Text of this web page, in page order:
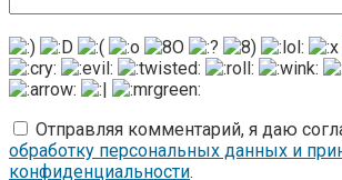
Отправляя комментарий, я даю
обработку персональных данных и
конфиденциальности.